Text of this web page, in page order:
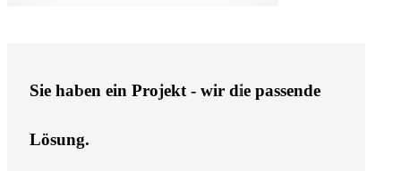
Sie haben ein Projekt - wir die passende
Lösung.